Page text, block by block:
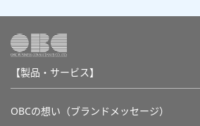
【製品・サービス】
OBCの想い（ブランドメッセージ）